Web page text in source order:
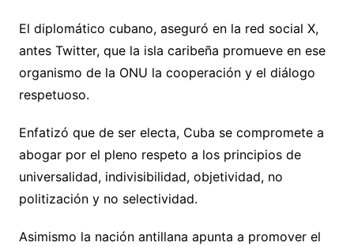
El diplomático cubano, aseguró en la red social X,
antes Twitter, que la isla caribeña promueve en ese
organismo de la ONU la cooperación y el diálogo
respetuoso.
Enfatizó que de ser electa, Cuba se compromete a
abogar por el pleno respeto a los principios de
universalidad, indivisibilidad, objetividad, no
politización y no selectividad.
Asimismo la nación antillana apunta a promover el